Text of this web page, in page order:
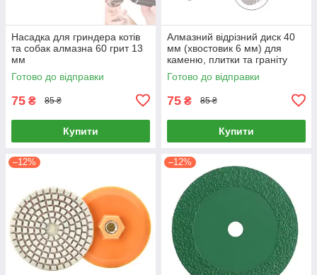
Насадка для гриндера котів
та собак алмазна 60 грит 13
мм
Готово до відправки
75 ₴ 85 ₴
Купити
Алмазний відрізний диск 40
мм (хвостовик 6 мм) для
каменю, плитки та граніту
Готово до відправки
75 ₴ 85 ₴
Купити
–12% –12%